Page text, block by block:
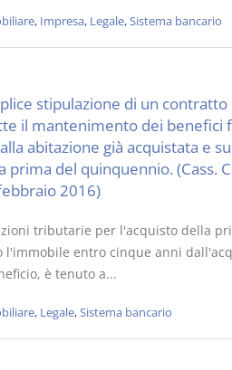
, Impresa, Legale,Sistema bancario
stipulazione di un
il mantenimento dei benefici
abitazione già acquistata e
prima del quinquennio. (Cass.
2016)
tributarie per l'acquisto della
l'immobile entro cinque anni
è tenuto a...
, Legale,Sistema bancario